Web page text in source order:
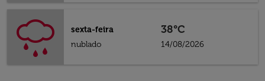
sexta-feira
nublado
38°C
14/08/2026